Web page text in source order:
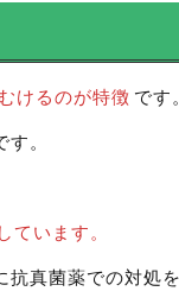
けるのが特徴 です。
。
います。
抗真菌薬での対処